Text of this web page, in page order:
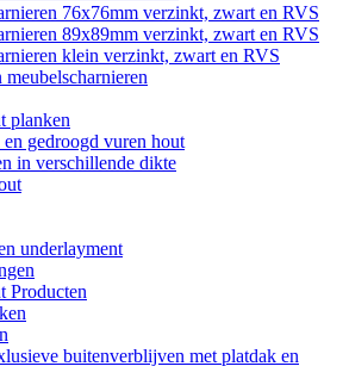
76x76mm verzinkt, zwart en RVS
89x89mm verzinkt, zwart en RVS
klein verzinkt, zwart en RVS
planken
en gedroogd vuren hout
in verschillende dikte
underlayment
Producten
buitenverblijven met platdak en